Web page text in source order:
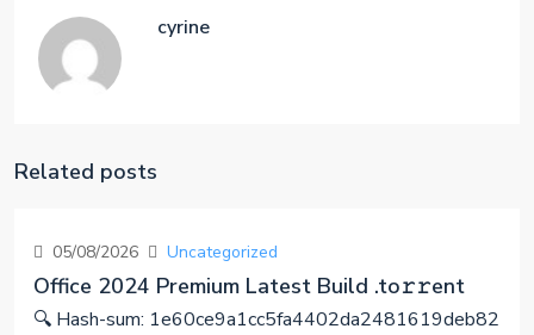
cyrine
Related posts
05/08/2026 Uncategorized
Office 2024 Premium Latest Build .tо𝚛𝚛еnt
🔍 Hash-sum: 1e60ce9a1cc5fa4402da2481619deb82